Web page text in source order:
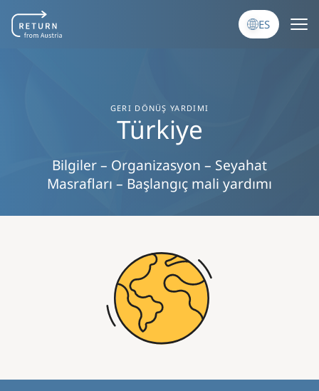
ES
GERI DÖNÜŞ YARDIMI
Türkiye
Bilgiler – Organizasyon – Seyahat
Masrafları – Başlangıç mali yardımı